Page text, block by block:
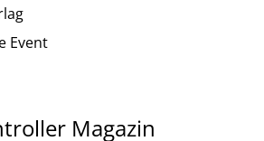
Event
Magazin